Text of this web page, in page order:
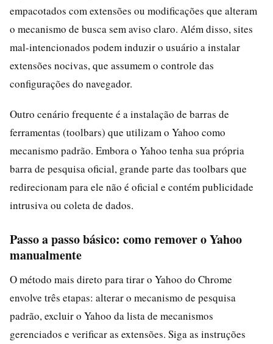
empacotados com extensões ou modificações que alteram
o mecanismo de busca sem aviso claro. Além disso, sites
mal-intencionados podem induzir o usuário a instalar
extensões nocivas, que assumem o controle das
configurações do navegador.
Outro cenário frequente é a instalação de barras de
ferramentas (toolbars) que utilizam o Yahoo como
mecanismo padrão. Embora o Yahoo tenha sua própria
barra de pesquisa oficial, grande parte das toolbars que
redirecionam para ele não é oficial e contém publicidade
intrusiva ou coleta de dados.
Passo a passo básico: como remover o Yahoo
manualmente
O método mais direto para tirar o Yahoo do Chrome
envolve três etapas: alterar o mecanismo de pesquisa
padrão, excluir o Yahoo da lista de mecanismos
gerenciados e verificar as extensões. Siga as instruções